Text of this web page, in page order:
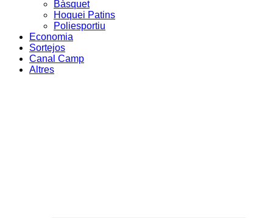
Bàsquet
Hoquei Patins
Poliesportiu
Economia
Sortejos
Canal Camp
Altres